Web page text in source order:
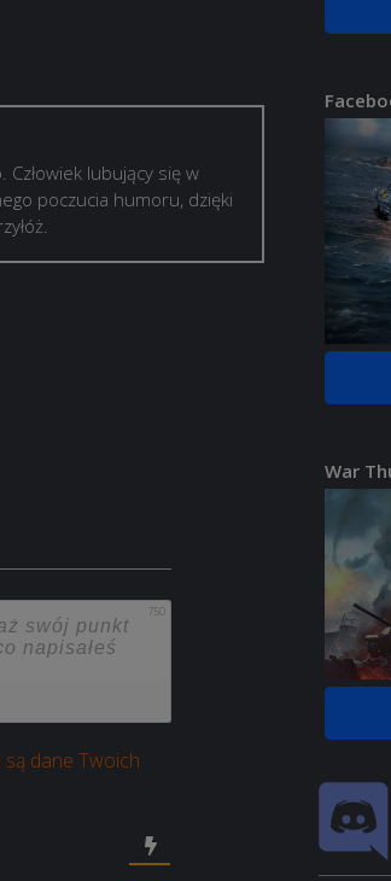
lubujący się w
poczucia humoru, dzięki
750
dane Twoich
War